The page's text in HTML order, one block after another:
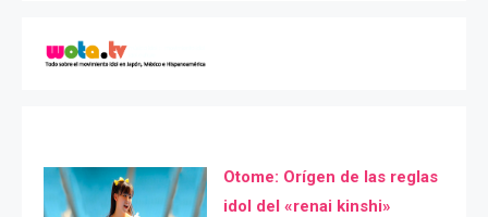
Otome: Orígen de las reglas
idol del «renai kinshi»